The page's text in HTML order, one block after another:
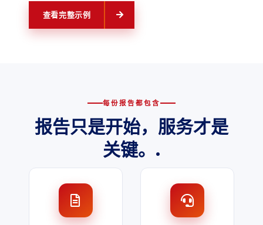
查看完整示例
每份报告都包含
报告只是开始，服务才是
关键。.